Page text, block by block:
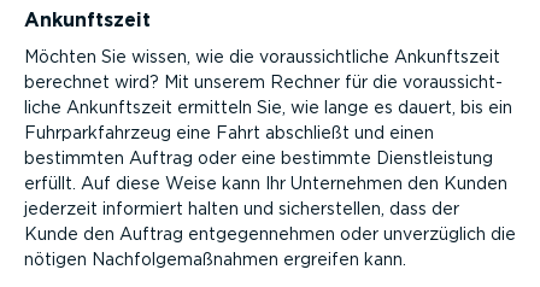
Ankunftszeit
Möchten Sie wissen, wie die voraus­sicht­liche Ankunftszeit
berechnet wird? Mit unserem Rechner für die voraus­sicht­
liche Ankunftszeit ermitteln Sie, wie lange es dauert, bis ein
Fuhrpark­fahrzeug eine Fahrt abschließt und einen
bestimmten Auftrag oder eine bestimmte Dienst­leistung
erfüllt. Auf diese Weise kann Ihr Unternehmen den Kunden
jederzeit informiert halten und sicher­stellen, dass der
Kunde den Auftrag entge­gen­nehmen oder unver­züglich die
nötigen Nachfol­ge­maß­nahmen ergreifen kann.